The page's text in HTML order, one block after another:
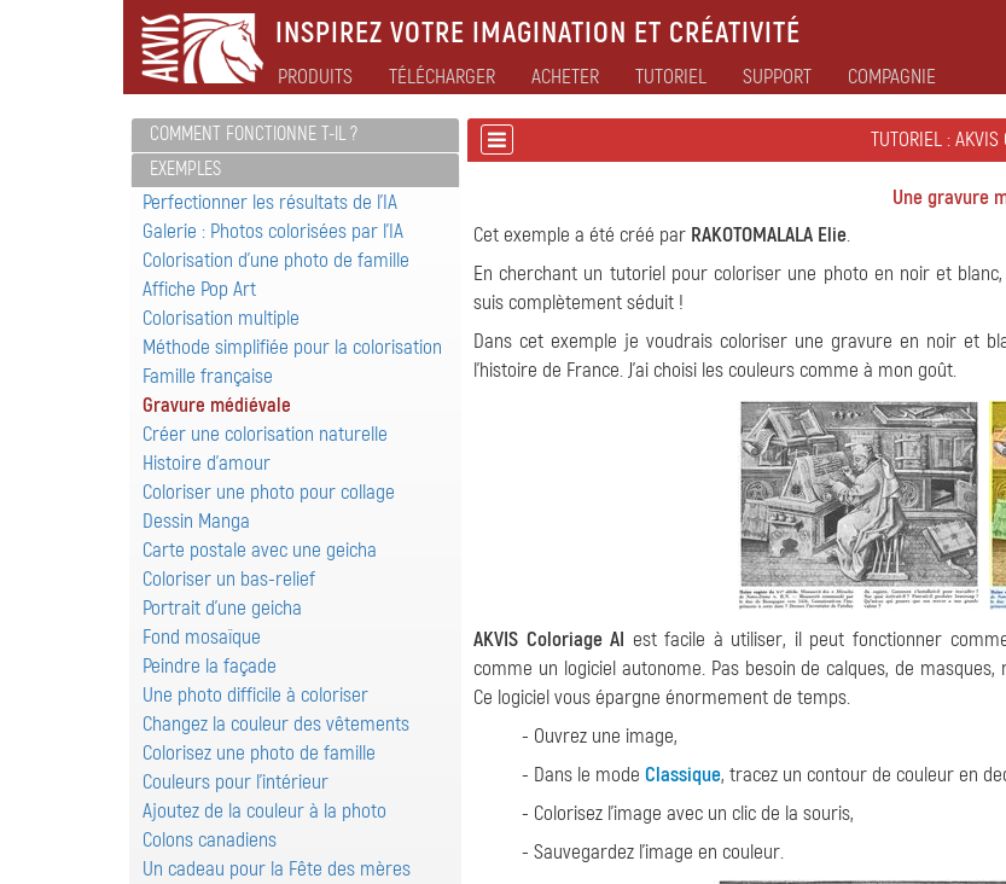
INSPIREZ VOTRE IMAGINATION ET CRÉATIVITÉ
PRODUITS TÉLÉCHARGER ACHETER TUTORIEL SUPPORT COMPAGNIE
COMMENT FONCTIONNE T-IL ?
EXEMPLES
Perfectionner les résultats de l'IA
Galerie : Photos colorisées par l'IA
Colorisation d'une photo de famille
Affiche Pop Art
Colorisation multiple
Méthode simplifiée pour la colorisation
Famille française
Gravure médiévale
Créer une colorisation naturelle
Histoire d'amour
Coloriser une photo pour collage
Dessin Manga
Carte postale avec une geicha
Coloriser un bas-relief
Portrait d'une geicha
Fond mosaïque
Peindre la façade
Une photo difficile à coloriser
Changez la couleur des vêtements
Colorisez une photo de famille
Couleurs pour l'intérieur
Ajoutez de la couleur à la photo
Colons canadiens
Un cadeau pour la Fête des mères
TUTORIEL : AKVIS
Une gravure
Cet exemple a été créé par RAKOTOMALALA Elie.
En cherchant un tutoriel pour coloriser une photo en noir et
suis complètement séduit !
Dans cet exemple je voudrais coloriser une gravure en noir et
l'histoire de France. J'ai choisi les couleurs comme à mon goût.
AKVIS Coloriage AI est facile à utiliser, il peut fonctionner
comme un logiciel autonome. Pas besoin de calques, de
Ce logiciel vous épargne énormement de temps.
- Ouvrez une image,
- Dans le mode Classique, tracez un contour de couleur en
- Colorisez l'image avec un clic de la souris,
- Sauvegardez l'image en couleur.